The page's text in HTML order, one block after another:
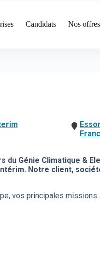
Candidats Nos offres
du Génie Climatique &
Notre client,
vos principales missions